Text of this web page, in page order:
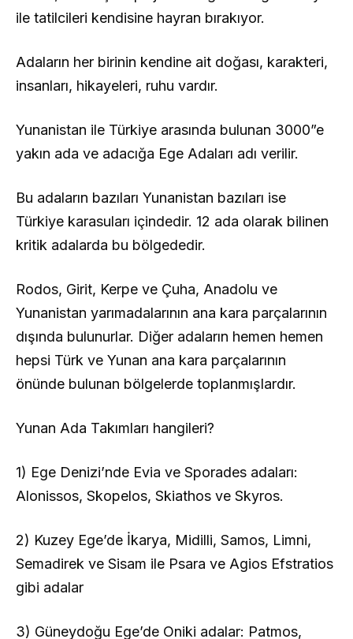
ile tatilcileri kendisine hayran bırakıyor.
Adaların her birinin kendine ait doğası, karakteri,
insanları, hikayeleri, ruhu vardır.
Yunanistan ile Türkiye arasında bulunan 3000”e
yakın ada ve adacığa Ege Adaları adı verilir.
Bu adaların bazıları Yunanistan bazıları ise
Türkiye karasuları içindedir. 12 ada olarak bilinen
kritik adalarda bu bölgededir.
Rodos, Girit, Kerpe ve Çuha, Anadolu ve
Yunanistan yarımadalarının ana kara parçalarının
dışında bulunurlar. Diğer adaların hemen hemen
hepsi Türk ve Yunan ana kara parçalarının
önünde bulunan bölgelerde toplanmışlardır.
Yunan Ada Takımları hangileri?
1) Ege Denizi’nde Evia ve Sporades adaları:
Alonissos, Skopelos, Skiathos ve Skyros.
2) Kuzey Ege’de İkarya, Midilli, Samos, Limni,
Semadirek ve Sisam ile Psara ve Agios Efstratios
gibi adalar
3) Güneydoğu Ege’de Oniki adalar: Patmos,